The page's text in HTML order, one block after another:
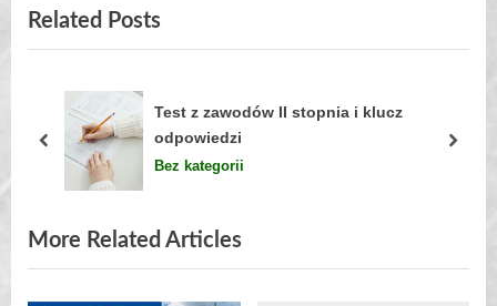
wpisu
e
v
u
s
t
o
s
t
Related Posts
Test z zawodów II stopnia i klucz
odpowiedzi
Bez kategorii
prev next
More Related Articles